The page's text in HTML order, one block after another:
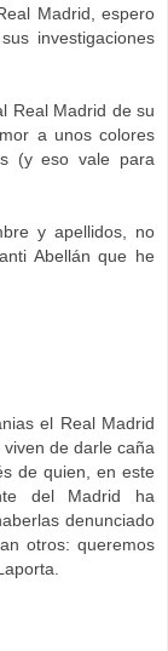
Madrid, espero
investigaciones
Real Madrid de su
a unos colores
(y eso vale para
y apellidos, no
Abellán que he
el Real Madrid
de darle caña
de quien, en este
del Madrid ha
denunciado
otros: queremos